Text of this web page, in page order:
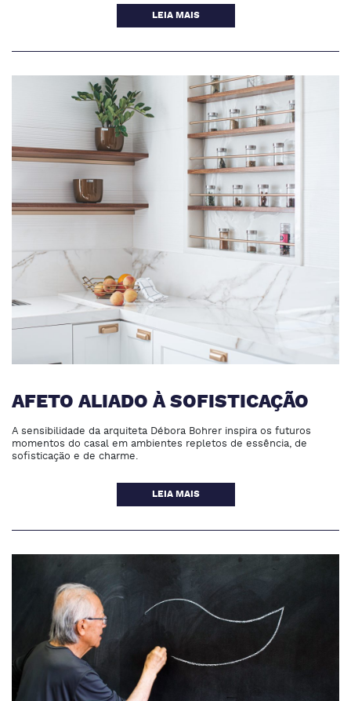
LEIA MAIS
AFETO ALIADO À SOFISTICAÇÃO
A sensibilidade da arquiteta Débora Bohrer inspira os futuros
momentos do casal em ambientes repletos de essência, de
sofisticação e de charme.
LEIA MAIS